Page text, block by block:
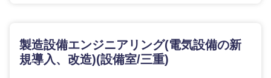
製造設備エンジニアリング(電気設備の新
規導入、改造)(設備室/三重)